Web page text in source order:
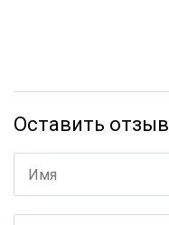
Оставить отзыв